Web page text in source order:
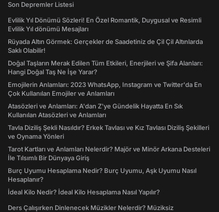
Son Depremler Listesi
Evlilik Yıl Dönümü Sözleri! En Özel Romantik, Duygusal ve Resimli
Evlilik Yıl dönümü Mesajları
Rüyada Altın Görmek: Gerçekler de Saadetiniz de Çil Çil Altınlarda
Saklı Olabilir!
Doğal Taşların Merak Edilen Tüm Etkileri, Enerjileri ve Şifa Alanları:
Hangi Doğal Taş Ne İşe Yarar?
Emojilerin Anlamları: 2023 WhatsApp, Instagram ve Twitter'da En
Çok Kullanılan Emojiler ve Anlamları
Atasözleri ve Anlamları: A'dan Z'ye Gündelik Hayatta En Sık
Kullanılan Atasözleri ve Anlamları
Tavla Diziliş Şekli Nasıldır? Erkek Tavlası ve Kız Tavlası Diziliş Şekilleri
ve Oynama Yönleri
Tarot Kartları ve Anlamları Nelerdir? Majör ve Minör Arkana Desteleri
İle Tılsımlı Bir Dünyaya Giriş
Burç Uyumu Hesaplama Nedir? Burç Uyumu, Aşk Uyumu Nasıl
Hesaplanır?
İdeal Kilo Nedir? İdeal Kilo Hesaplama Nasıl Yapılır?
Ders Çalışırken Dinlenecek Müzikler Nelerdir? Müziksiz